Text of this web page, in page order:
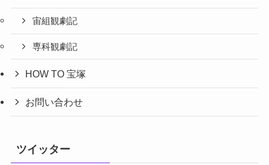
宙組観劇記
専科観劇記
HOW TO 宝塚
お問い合わせ
ツイッター